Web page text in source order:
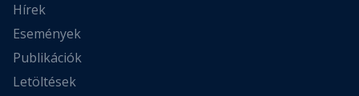
Hírek
Események
Publikációk
Letöltések